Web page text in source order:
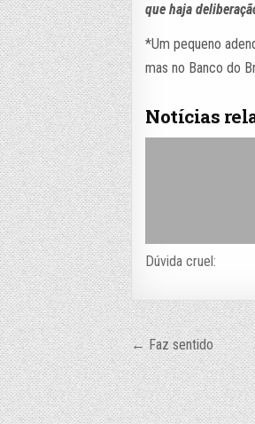
que haja
*Um pequeno
mas no Banco do
Notícias
Dúvida cruel:
de
Post
← Faz sentido